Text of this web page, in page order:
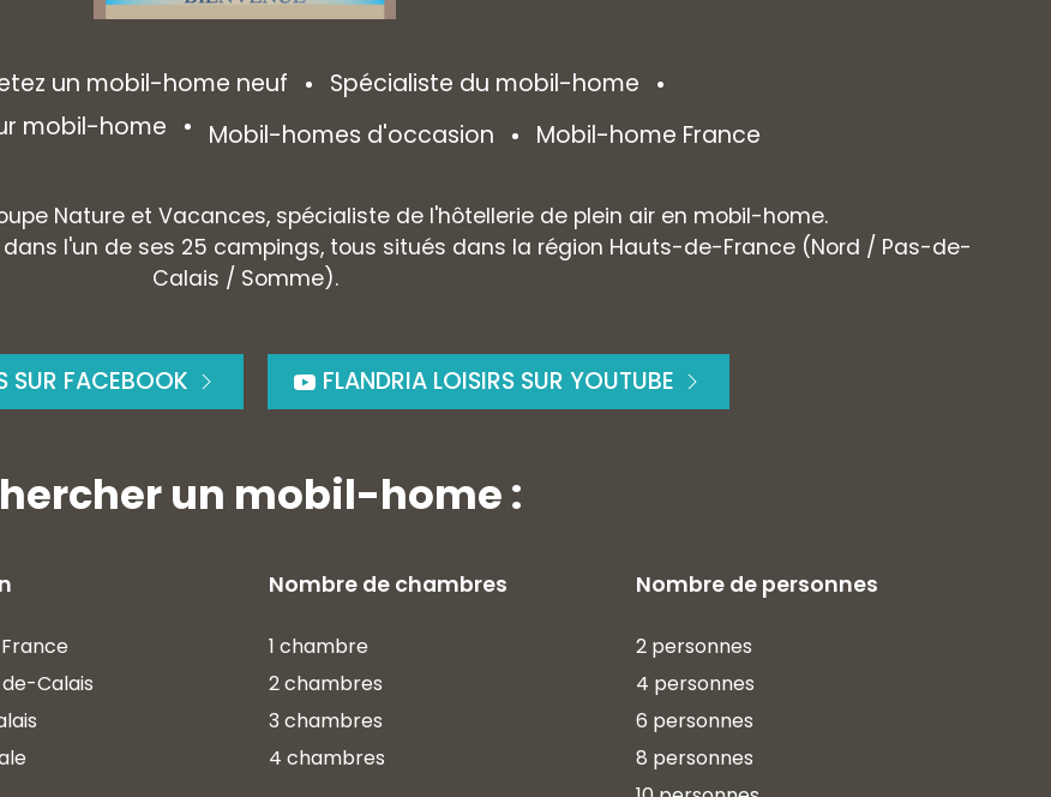
un mobil-home neuf
Spécialiste du mobil-home
mobil-home
Mobil-homes d'occasion Mobil-home France
Nature et Vacances, spécialiste de l'hôtellerie de plein air en mobil-home.
l'un de ses 25 campings, tous situés dans la région Hauts-de-France (Nord / Pas-de-
Calais / Somme).
SUR FACEBOOK FLANDRIA LOISIRS SUR YOUTUBE
un mobil-home :
Calais
Nombre de chambres
1 chambre
2 chambres
3 chambres
4 chambres
Nombre de personnes
2 personnes
4 personnes
6 personnes
8 personnes